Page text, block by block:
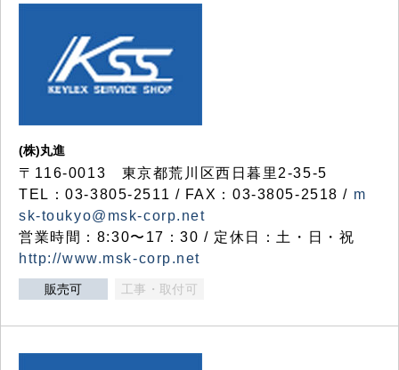
(株)丸進
〒116-0013 東京都荒川区西日暮里2-35-5
TEL：03-3805-2511 / FAX：03-3805-2518 / m
sk-toukyo@msk-corp.net
営業時間：8:30〜17：30 / 定休日：土・日・祝
http://www.msk-corp.net
販売可 工事・取付可